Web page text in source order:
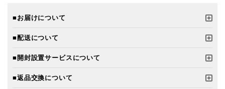
■お届けについて
■配送について
■開封設置サービスについて
■返品交換について